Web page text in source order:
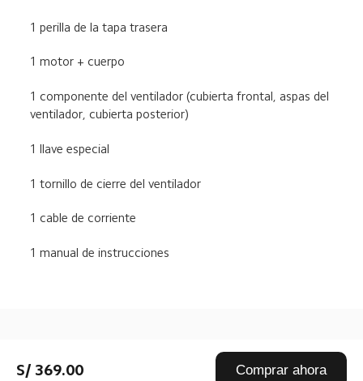
S/ 369.00 Comprar ahora
1 perilla de la tapa trasera
1 motor + cuerpo
1 componente del ventilador (cubierta frontal, aspas del
ventilador, cubierta posterior)
1 llave especial
1 tornillo de cierre del ventilador
1 cable de corriente
1 manual de instrucciones